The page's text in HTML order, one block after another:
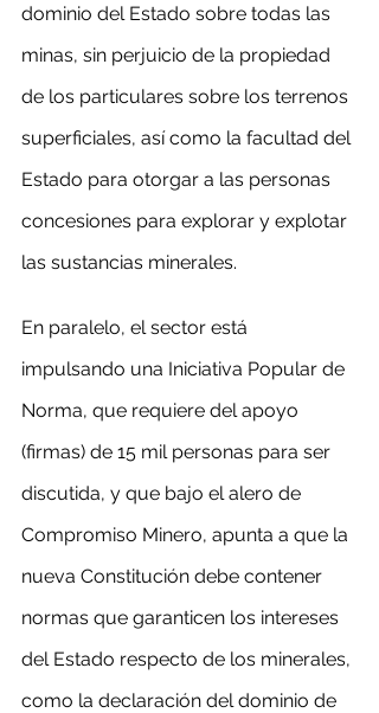
dominio del Estado sobre todas las
minas, sin perjuicio de la propiedad
de los particulares sobre los terrenos
superficiales, así como la facultad del
Estado para otorgar a las personas
concesiones para explorar y explotar
las sustancias minerales.
En paralelo, el sector está
impulsando una Iniciativa Popular de
Norma, que requiere del apoyo
(firmas) de 15 mil personas para ser
discutida, y que bajo el alero de
Compromiso Minero, apunta a que la
nueva Constitución debe contener
normas que garanticen los intereses
del Estado respecto de los minerales,
como la declaración del dominio de